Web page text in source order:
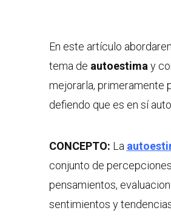
En este artículo
tema de autoestima y
mejorarla, primeramente
defiendo que es en sí
CONCEPTO: La
conjunto de
pensamientos,
sentimientos y